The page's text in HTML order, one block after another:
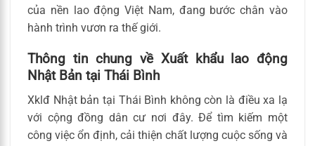
của nền lao động Việt Nam, đang bước chân vào
hành trình vươn ra thế giới.
Thông tin chung về Xuất khẩu lao động
Nhật Bản tại Thái Bình
Xklđ Nhật bản tại Thái Bình không còn là điều xa lạ
với cộng đồng dân cư nơi đây. Để tìm kiếm một
công việc ổn định, cải thiện chất lượng cuộc sống và